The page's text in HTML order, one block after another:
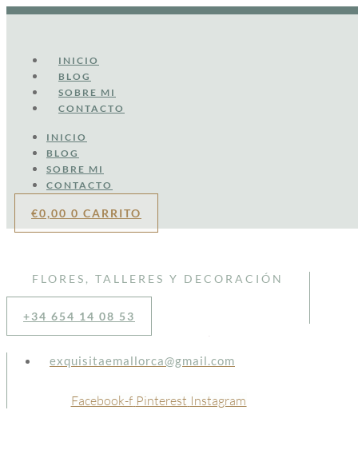
Ir
INICIO
BLOG
SOBRE MI
CONTACTO
INICIO
BLOG
SOBRE MI
CONTACTO
€0,00 0 CARRITO
FLORES, TALLERES Y DECORACIÓN
+34 654 14 08 53
exquisitaemallorca@gmail.com
Facebook-f Pinterest Instagram